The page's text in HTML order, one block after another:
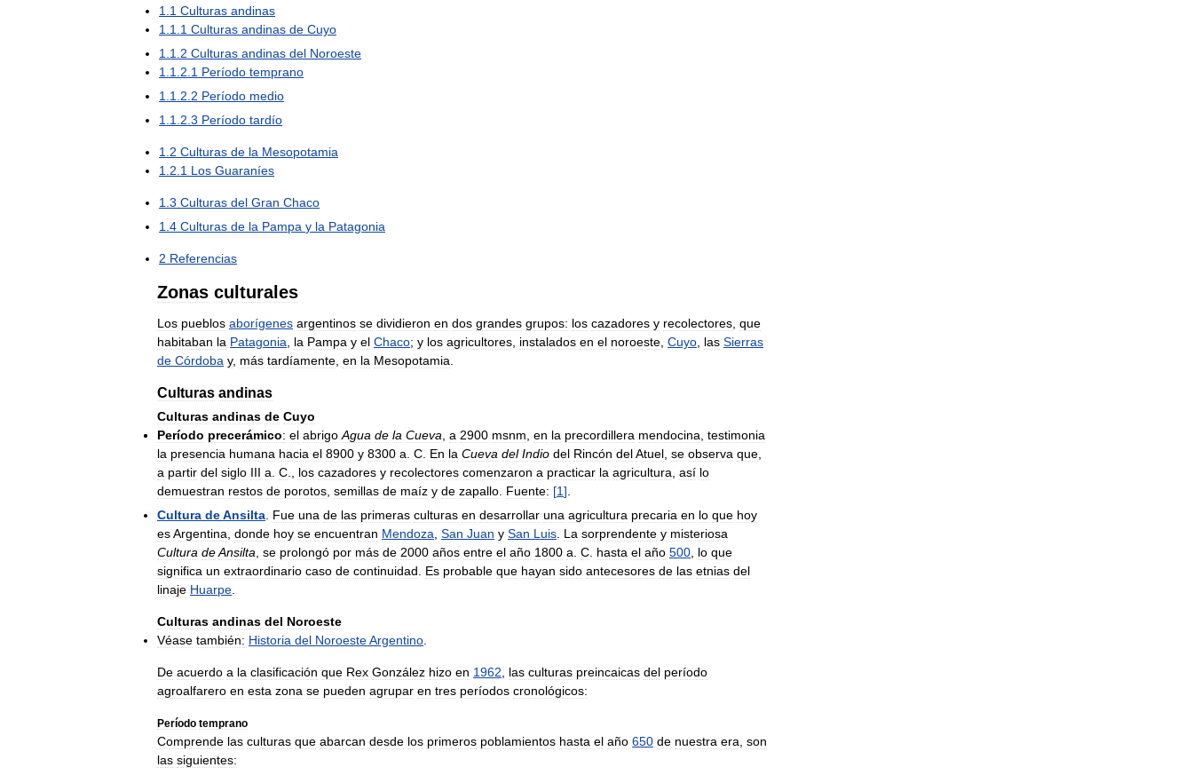
1 1 Culturas andinas
1 1 1 Culturas andinas de Cuyo
1 1 2 Culturas andinas del Noroeste
1 1 2 1 Período temprano
1 1 2 2 Período medio
1 1 2 3 Período tardío
1 2 Culturas de la Mesopotamia
1 2 1 Los Guaraníes
1 3 Culturas del Gran Chaco
1 4 Culturas de la Pampa y la Patagonia
2 Referencias
Zonas culturales
Los pueblos aborígenes argentinos se dividieron en dos grandes grupos: los cazadores y recolectores que
habitaban la Patagonia la Pampa y el Chaco; y los agricultores instalados en el noroeste Cuyo las Sierras
de Córdoba y, más tardíamente en la Mesopotamia
Culturas andinas
Culturas andinas de Cuyo
Período precerámico: el abrigo Agua de la Cueva a 2900 msnm en la precordillera mendocina testimonia
la presencia humana hacia el 8900 y 8300 a C En la Cueva del Indio del Rincón delAtuel se observa que
a partir del siglo III a C los cazadores y recolectores comenzaron a practicar la agricultura así lo
demuestran restos de porotos semillas de maíz y de zapallo Fuente: [1]
Cultura deAnsilta Fue una de las primeras culturas en desarrollar una agricultura precaria en lo que hoy
esArgentina donde hoy se encuentran Mendoza San Juan y San Luis La sorprendente y misteriosa
Cultura deAnsilta se prolongó por más de 2000 años entre el año 1800 a C hasta el año 500 lo que
significa un extraordinario caso de continuidad Es probable que hayan sido antecesores de las etnias del
linaje Huarpe
Culturas andinas del Noroeste
Véase también: Historia del NoroesteArgentino
De acuerdo a la clasificación que Rex González hizo en 1962 las culturas preincaicas del período
agroalfarero en esta zona se pueden agrupar en tres períodos cronológicos:
Período temprano
Comprende las culturas que abarcan desde los primeros poblamientos hasta el año 650 de nuestra era son
las siguientes: